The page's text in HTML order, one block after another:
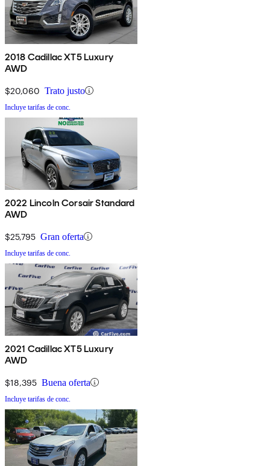
2018 Cadillac XT5 Luxury
AWD
$20,060 Trato justo
Incluye tarifas de conc.
2022 Lincoln Corsair Standard
AWD
$25,795 Gran oferta
Incluye tarifas de conc.
2021 Cadillac XT5 Luxury
AWD
$18,395 Buena oferta
Incluye tarifas de conc.